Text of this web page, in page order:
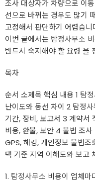
조사 대상자가 차량으로 이
선으로 바뀌는 경우도 많기
고정해서 판단하기 어렵습니
이번 글에서는 탐정사무소
반드시 숙지해야 할 요령 을
목차
순서 소제목 핵심 내용 1 탐
난이도와 동선 차이 2 탐정
기간, 장비, 보고서 3 계약서
비용, 환불, 보안 4 불법 조
GPS, 해킹, 개인정보 불법
택 기준 지역 이해도와 보고
1. 탐정사무소 비용이 업체마